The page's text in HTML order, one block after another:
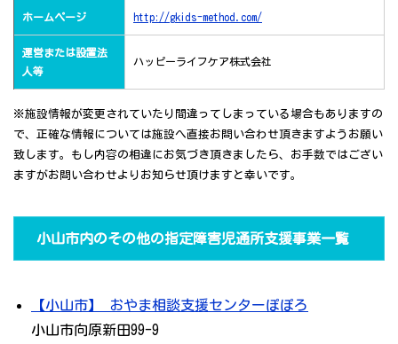
ホームページ http://gkids-method.com/
運営または設置法
人等
ハッピーライフケア株式会社
※施設情報が変更されていたり間違ってしまっている場合もありますの
で、正確な情報については施設へ直接お問い合わせ頂きますようお願い
致します。もし内容の相違にお気づき頂きましたら、お手数ではござい
ますがお問い合わせよりお知らせ頂けますと幸いです。
小山市内のその他の指定障害児通所支援事業一覧
【小山市】 おやま相談支援センターぽぽろ
小山市向原新田99-9